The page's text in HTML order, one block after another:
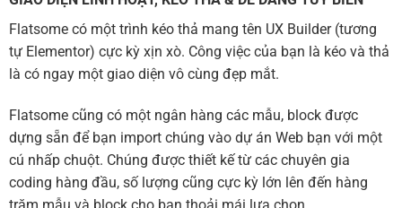
Flatsome có một trình kéo thả mang tên UX Builder (tương
tự Elementor) cực kỳ xịn xò. Công việc của bạn là kéo và thả
là có ngay một giao diện vô cùng đẹp mắt.
Flatsome cũng có một ngân hàng các mẫu, block được
dựng sẵn để bạn import chúng vào dự án Web bạn với một
cú nhấp chuột. Chúng được thiết kế từ các chuyên gia
coding hàng đầu, số lượng cũng cực kỳ lớn lên đến hàng
trăm mẫu và block cho bạn thoải mái lựa chọn.